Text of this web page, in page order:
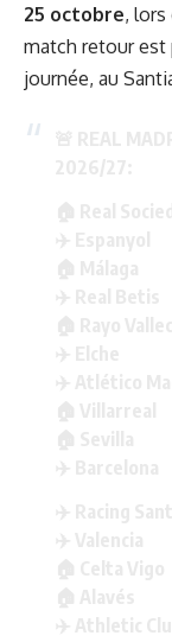
25 octobre, lors
match retour est
journée, au